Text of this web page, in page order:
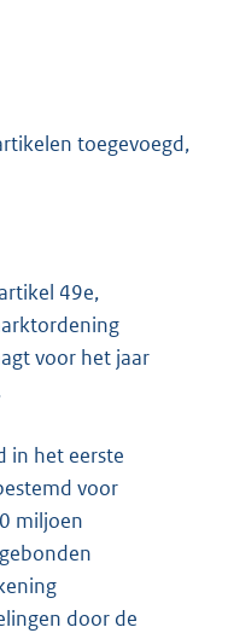
toegevoegd,
49e,
voor het jaar
in het eerste
voor
miljoen
door de